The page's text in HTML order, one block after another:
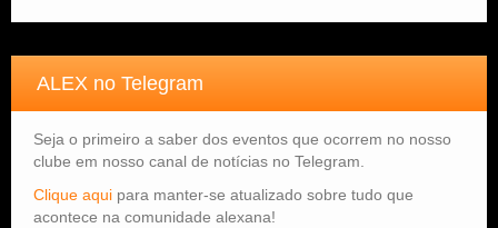
ALEX no Telegram
Seja o primeiro a saber dos eventos que ocorrem no nosso
clube em nosso canal de notícias no Telegram.
Clique aqui para manter-se atualizado sobre tudo que
acontece na comunidade alexana!